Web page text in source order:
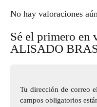
No hay valoraciones
Sé el primero en
ALISADO
Tu dirección de correo
campos obligatorios